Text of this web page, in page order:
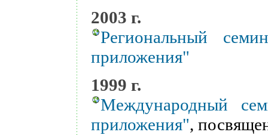
2003 г.
Региональный
приложения"
1999 г.
Международный
приложения",